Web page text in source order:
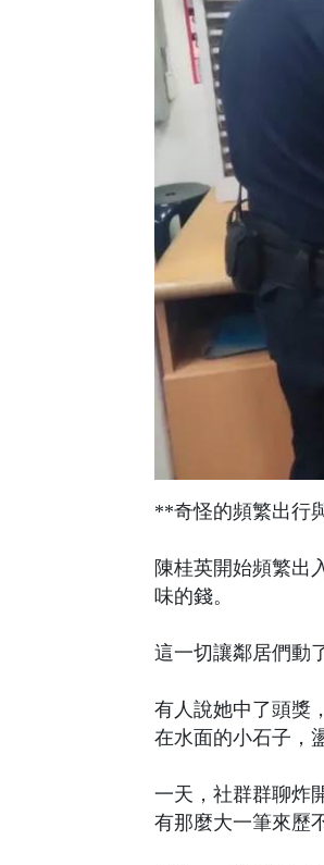
**奇怪的頻繁出行
陳桂英開始頻繁出
味的錢。
這一切讓鄰居們動
有人說她中了頭獎
在水面的小石子，
一天，社群群聊炸
有那麼大一筆來歷